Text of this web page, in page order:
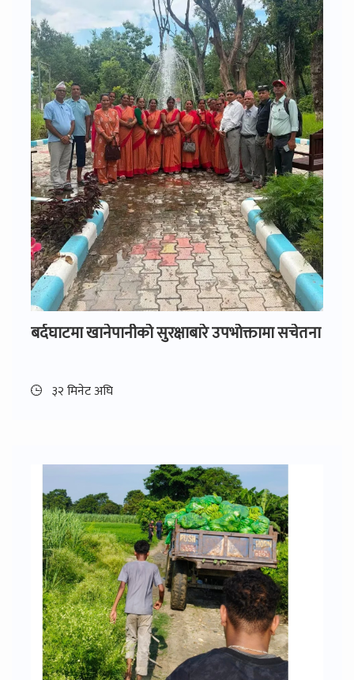
बर्दघाटमा खानेपानीको सुरक्षाबारे उपभोक्तामा सचेतना
३२ मिनेट अघि